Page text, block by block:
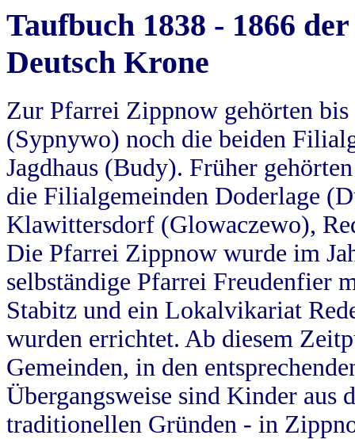
Taufbuch 1838 - 1866
Deutsch Krone
Zur Pfarrei Zippnow gehörten
(Sypnywo) noch die beiden
Jagdhaus (Budy). Früher
die Filialgemeinden Doderlage
Klawittersdorf (Glowaczewo),
Die Pfarrei Zippnow wurde im
selbständige Pfarrei Freudenfier
Stabitz und ein Lokalvikariat
wurden errichtet. Ab diesem
Gemeinden, in den
Übergangsweise sind Kinder aus
traditionellen Gründen - in